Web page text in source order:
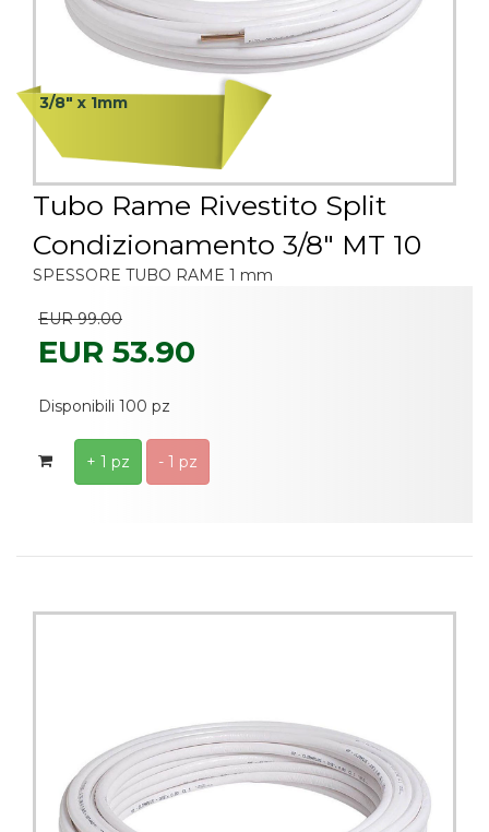
3/8" x 1mm
Tubo Rame Rivestito Split
Condizionamento 3/8" MT 10
SPESSORE TUBO RAME 1 mm
EUR 99.00
EUR 53.90
Disponibili 100 pz
+ 1 pz - 1 pz